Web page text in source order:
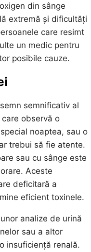
din sânge
extremă și dificultăți
care resimt
un medic pentru
posibile cauze.
semnificativ al
observă o
noaptea, sau o
trebui să fie atente.
sau cu sânge este
Aceste
deficitară a
eficient toxinele.
analize de urină
sau a altor
insuficiență renală.